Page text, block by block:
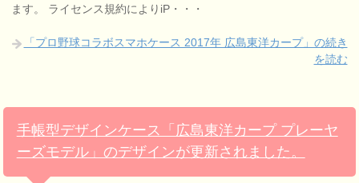
ます。 ライセンス規約によりiP・・・
「プロ野球コラボスマホケース 2017年 広島東洋カープ」の続き
を読む
手帳型デザインケース「広島東洋カープ プレーヤ
ーズモデル」のデザインが更新されました。